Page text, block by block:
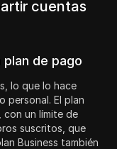
cuentas
de pago
lo que lo hace
personal. El plan
con un límite de
suscritos, que
Business también